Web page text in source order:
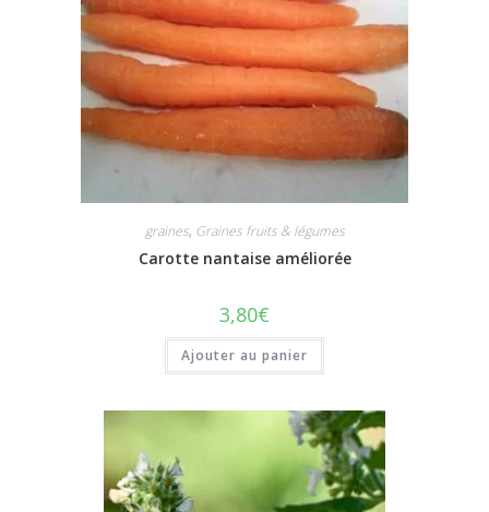
graines, Graines fruits & légumes
Carotte nantaise améliorée
3,80€
Ajouter au panier